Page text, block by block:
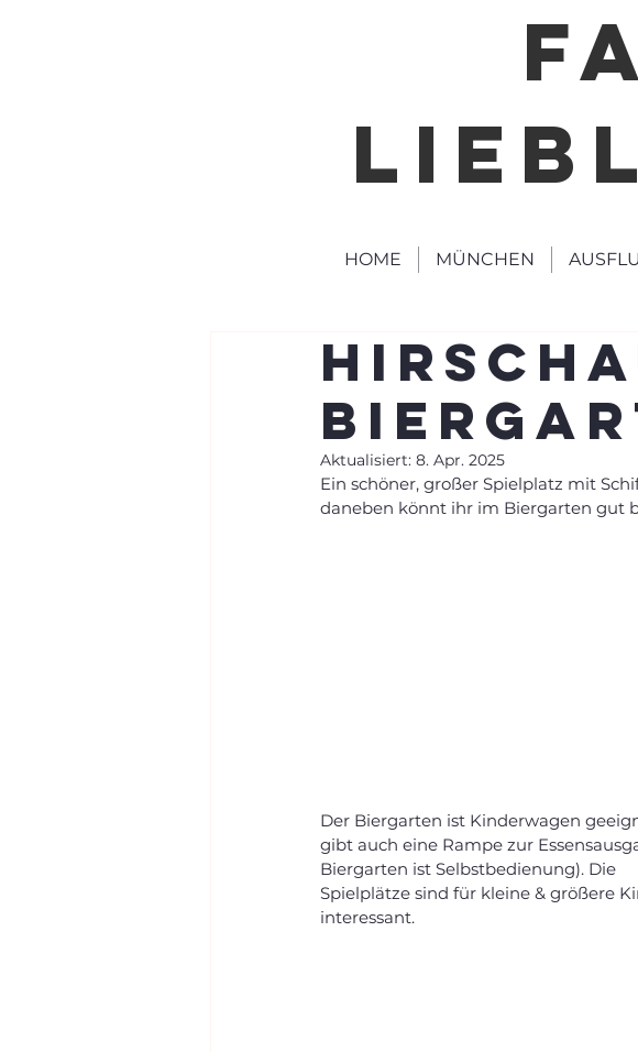
HOME MÜNCHEN
Aktualisiert: 8. Apr. 2025
Ein schöner, großer Spielplatz mit
daneben könnt ihr im Biergarten gut
Der Biergarten ist Kinderwagen
gibt auch eine Rampe zur
Biergarten ist Selbstbedienung). Die
Spielplätze sind für kleine & größere
interessant.